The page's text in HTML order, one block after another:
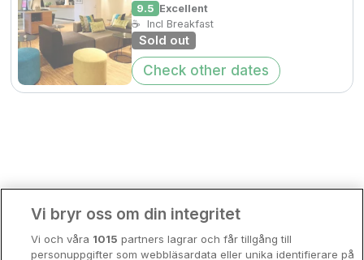
Hela Norge
Oslo
9.5 Excellent
☕
Incl Breakfast
Sold out
Check other dates
Hotellweekend
Familjerum
Storstadsweekend
Hotellrum under 995 kr
Vi bryr oss om din integritet
Vi och våra 1015 partners lagrar och får tillgång till
personuppgifter som webbläsardata eller unika identifierare på